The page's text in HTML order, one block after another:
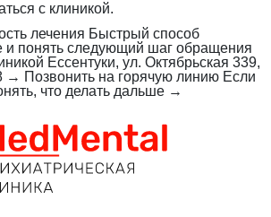
с клиникой.
лечения Быстрый способ
и понять следующий шаг обращения
Ессентуки, ул. Октябрьская 339,
→ Позвонить на горячую линию Если
что делать дальше →